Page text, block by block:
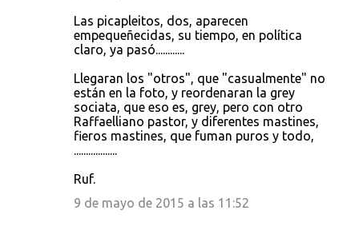
Las picapleitos, dos, aparecen
empequeñecidas, su tiempo, en política
claro, ya pasó............
Llegaran los "otros", que "casualmente" no
están en la foto, y reordenaran la grey
sociata, que eso es, grey, pero con otro
Raffaelliano pastor, y diferentes mastines,
fieros mastines, que fuman puros y todo,
..................
Ruf.
9 de mayo de 2015 a las 11:52